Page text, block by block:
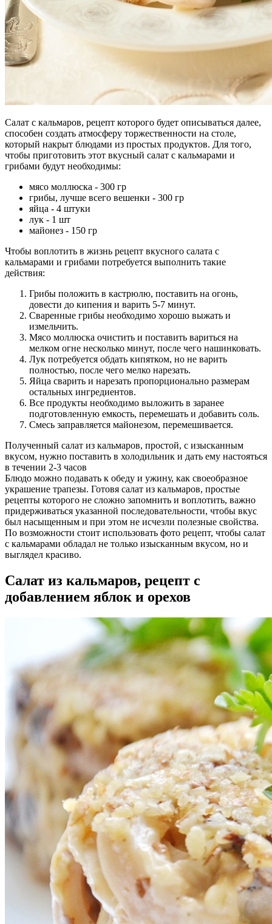
Салат с кальмаров, рецепт которого будет описываться далее,
способен создать атмосферу торжественности на столе,
который накрыт блюдами из простых продуктов. Для того,
чтобы приготовить этот вкусный салат с кальмарами и
грибами будут необходимы:
мясо моллюска - 300 гр
грибы, лучше всего вешенки - 300 гр
яйца - 4 штуки
лук - 1 шт
майонез - 150 гр
Чтобы воплотить в жизнь рецепт вкусного салата с
кальмарами и грибами потребуется выполнить такие
действия:
Грибы положить в кастрюлю, поставить на огонь,
довести до кипения и варить 5-7 минут.
Сваренные грибы необходимо хорошо выжать и
измельчить.
Мясо моллюска очистить и поставить вариться на
мелком огне несколько минут, после чего нашинковать.
Лук потребуется обдать кипятком, но не варить
полностью, после чего мелко нарезать.
Яйца сварить и нарезать пропорционально размерам
остальных ингредиентов.
Все продукты необходимо выложить в заранее
подготовленную емкость, перемешать и добавить соль.
Смесь заправляется майонезом, перемешивается.
Полученный салат из кальмаров, простой, с изысканным
вкусом, нужно поставить в холодильник и дать ему настояться
в течении 2-3 часов
Блюдо можно подавать к обеду и ужину, как своеобразное
украшение трапезы. Готовя салат из кальмаров, простые
рецепты которого не сложно запомнить и воплотить, важно
придерживаться указанной последовательности, чтобы вкус
был насыщенным и при этом не исчезли полезные свойства.
По возможности стоит использовать фото рецепт, чтобы салат
с кальмарами обладал не только изысканным вкусом, но и
выглядел красиво.
Салат из кальмаров, рецепт с
добавлением яблок и орехов